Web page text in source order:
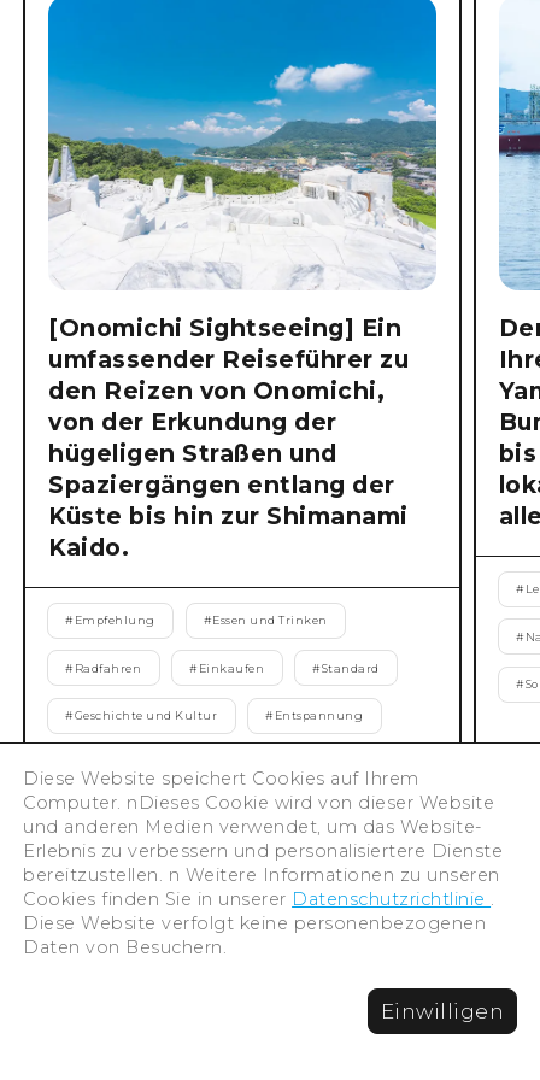
Alle Sonderartikel
[Onomichi Sightseeing] Ein
umfassender Reiseführer zu
den Reizen von Onomichi,
von der Erkundung der
hügeligen Straßen und
Spaziergängen entlang der
Küste bis hin zur Shimanami
Kaido.
# Empfehlung #Essen und Trinken
# Radfahren # Einkaufen #Standard
#Geschichte und Kultur # Entspannung
#Herbst #Winter
#
#
#
Diese Website speichert Cookies auf Ihrem
Computer. nDieses Cookie wird von dieser Website
und anderen Medien verwendet, um das Website-
Erlebnis zu verbessern und personalisiertere Dienste
bereitzustellen. n Weitere Informationen zu unseren
Cookies finden Sie in unserer Datenschutzrichtlinie .
Diese Website verfolgt keine personenbezogenen
Daten von Besuchern.
Einwilligen